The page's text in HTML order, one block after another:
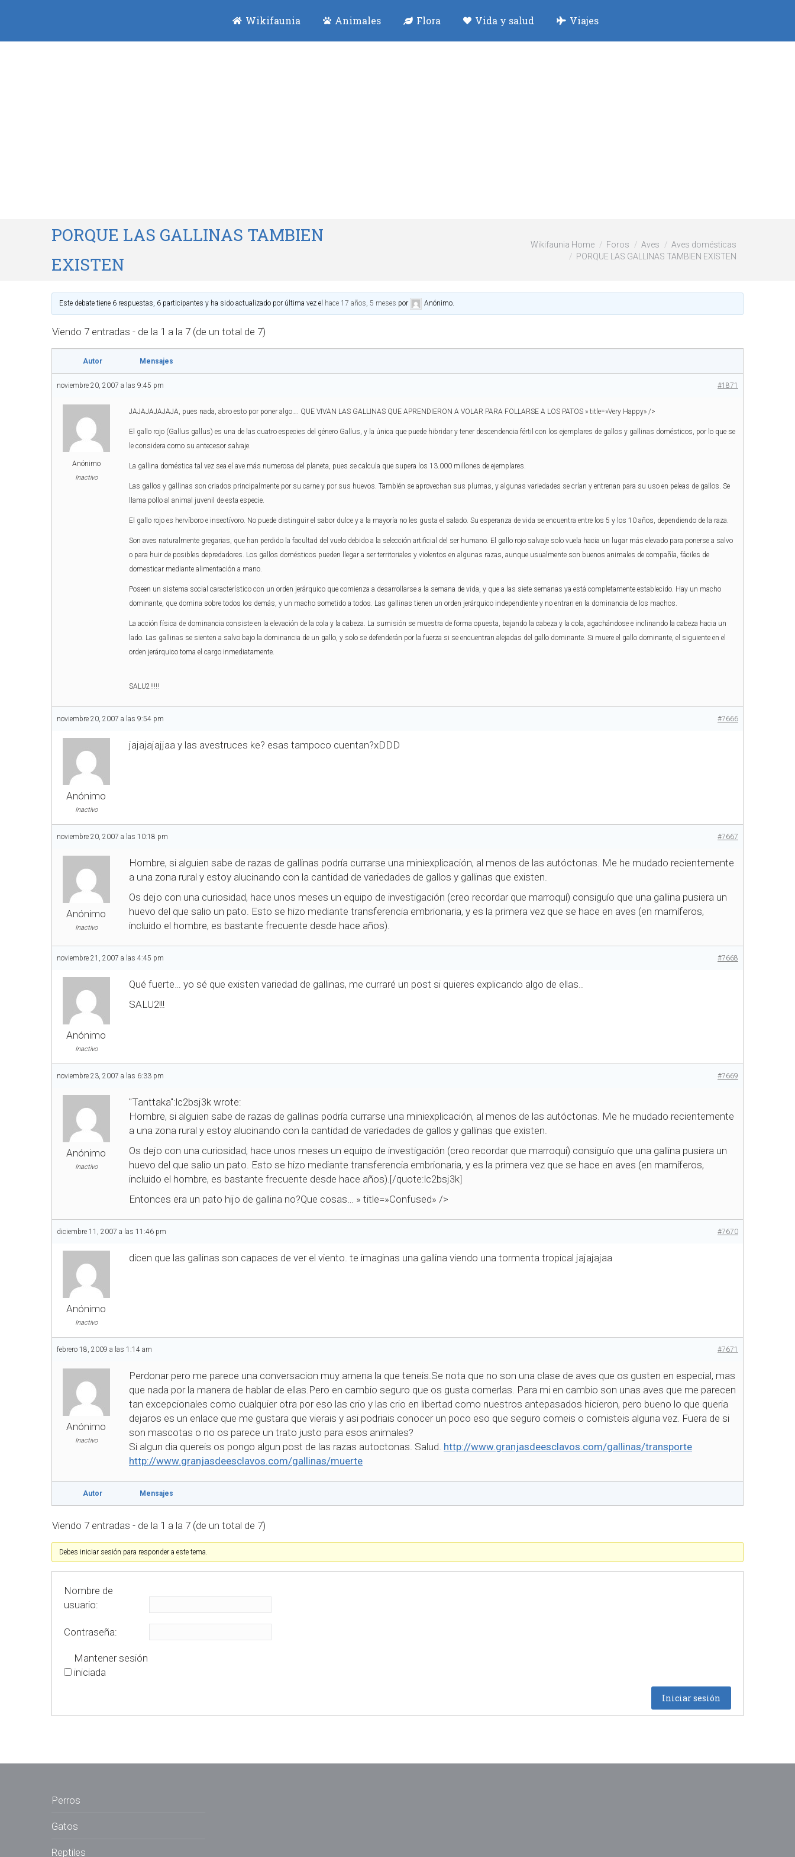
Wikifaunia Animales Flora Vida y salud Viajes
PORQUE LAS GALLINAS TAMBIEN
EXISTEN
Wikifaunia Home Foros Aves
Aves domésticas
PORQUE LAS GALLINAS TAMBIEN EXISTEN
Este debate tiene 6 respuestas, 6 participantes y ha sido actualizado por última vez el hace 17 años, 5 meses por Anónimo.
Viendo 7 entradas - de la 1 a la 7 (de un total de 7)
Autor Mensajes
noviembre 20, 2007 a las 9:45 pm #1871
Anónimo
Inactivo
JAJAJAJAJAJA, pues nada, abro esto por poner algo…. QUE VIVAN LAS GALLINAS QUE APRENDIERON A VOLAR PARA FOLLARSE A LOS PATOS » title=»Very Happy» />
El gallo rojo (Gallus gallus) es una de las cuatro especies del género Gallus, y la única que puede hibridar y tener descendencia fértil con los ejemplares de gallos y gallinas domésticos, por lo que se
le considera como su antecesor salvaje.
La gallina doméstica tal vez sea el ave más numerosa del planeta, pues se calcula que supera los 13.000 millones de ejemplares.
Las gallos y gallinas son criados principalmente por su carne y por sus huevos. También se aprovechan sus plumas, y algunas variedades se crían y entrenan para su uso en peleas de gallos. Se
llama pollo al animal juvenil de esta especie.
El gallo rojo es hervíboro e insectívoro. No puede distinguir el sabor dulce y a la mayoría no les gusta el salado. Su esperanza de vida se encuentra entre los 5 y los 10 años, dependiendo de la raza.
Son aves naturalmente gregarias, que han perdido la facultad del vuelo debido a la selección artificial del ser humano. El gallo rojo salvaje solo vuela hacia un lugar más elevado para ponerse a salvo
o para huir de posibles depredadores. Los gallos domésticos pueden llegar a ser territoriales y violentos en algunas razas, aunque usualmente son buenos animales de compañía, fáciles de
domesticar mediante alimentación a mano.
Poseen un sistema social característico con un orden jerárquico que comienza a desarrollarse a la semana de vida, y que a las siete semanas ya está completamente establecido. Hay un macho
dominante, que domina sobre todos los demás, y un macho sometido a todos. Las gallinas tienen un orden jerárquico independiente y no entran en la dominancia de los machos.
La acción física de dominancia consiste en la elevación de la cola y la cabeza. La sumisión se muestra de forma opuesta, bajando la cabeza y la cola, agachándose e inclinando la cabeza hacia un
lado. Las gallinas se sienten a salvo bajo la dominancia de un gallo, y solo se defenderán por la fuerza si se encuentran alejadas del gallo dominante. Si muere el gallo dominante, el siguiente en el
orden jerárquico toma el cargo inmediatamente.
SALU2!!!!!
noviembre 20, 2007 a las 9:54 pm #7666
Anónimo
Inactivo
jajajajajjaa y las avestruces ke? esas tampoco cuentan?xDDD
noviembre 20, 2007 a las 10:18 pm #7667
Anónimo
Inactivo
Hombre, si alguien sabe de razas de gallinas podría currarse una miniexplicación, al menos de las autóctonas. Me he mudado recientemente
a una zona rural y estoy alucinando con la cantidad de variedades de gallos y gallinas que existen.
Os dejo con una curiosidad, hace unos meses un equipo de investigación (creo recordar que marroquí) consiguío que una gallina pusiera un
huevo del que salio un pato. Esto se hizo mediante transferencia embrionaria, y es la primera vez que se hace en aves (en mamíferos,
incluido el hombre, es bastante frecuente desde hace años).
noviembre 21, 2007 a las 4:45 pm #7668
Anónimo
Inactivo
Qué fuerte… yo sé que existen variedad de gallinas, me curraré un post si quieres explicando algo de ellas..
SALU2!!!
noviembre 23, 2007 a las 6:33 pm #7669
Anónimo
Inactivo
"Tanttaka":lc2bsj3k wrote:
Hombre, si alguien sabe de razas de gallinas podría currarse una miniexplicación, al menos de las autóctonas. Me he mudado recientemente
a una zona rural y estoy alucinando con la cantidad de variedades de gallos y gallinas que existen.
Os dejo con una curiosidad, hace unos meses un equipo de investigación (creo recordar que marroquí) consiguío que una gallina pusiera un
huevo del que salio un pato. Esto se hizo mediante transferencia embrionaria, y es la primera vez que se hace en aves (en mamíferos,
incluido el hombre, es bastante frecuente desde hace años).[/quote:lc2bsj3k]
Entonces era un pato hijo de gallina no?Que cosas… » title=»Confused» />
diciembre 11, 2007 a las 11:46 pm #7670
Anónimo
Inactivo
dicen que las gallinas son capaces de ver el viento. te imaginas una gallina viendo una tormenta tropical jajajajaa
febrero 18, 2009 a las 1:14 am #7671
Anónimo
Inactivo
Perdonar pero me parece una conversacion muy amena la que teneis.Se nota que no son una clase de aves que os gusten en especial, mas
que nada por la manera de hablar de ellas.Pero en cambio seguro que os gusta comerlas. Para mi en cambio son unas aves que me parecen
tan excepcionales como cualquier otra por eso las crio y las crio en libertad como nuestros antepasados hicieron, pero bueno lo que queria
dejaros es un enlace que me gustara que vierais y asi podriais conocer un poco eso que seguro comeis o comisteis alguna vez. Fuera de si
son mascotas o no os parece un trato justo para esos animales?
Si algun dia quereis os pongo algun post de las razas autoctonas. Salud. http://www.granjasdeesclavos.com/gallinas/transporte
http://www.granjasdeesclavos.com/gallinas/muerte
Autor Mensajes
Viendo 7 entradas - de la 1 a la 7 (de un total de 7)
Debes iniciar sesión para responder a este tema.
Nombre de
usuario:
Contraseña:
Mantener sesión
iniciada
Iniciar sesión
Perros
Gatos
Reptiles